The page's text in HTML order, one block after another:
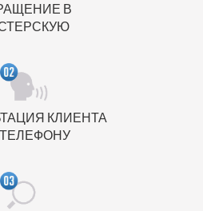
В
КЛИЕНТА